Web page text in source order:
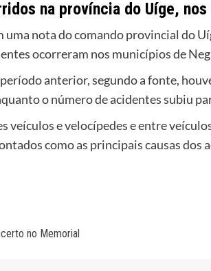
na província do Uíge,
uma nota do comando provincial do
ocorreram nos municípios de
anterior, segundo a fonte,
o número de acidentes subiu
veículos e velocípedes e entre
como as principais causas dos
no Memorial